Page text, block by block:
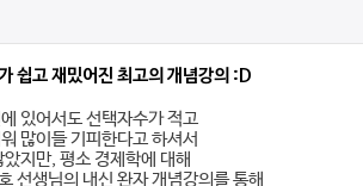
쉽고 재밌어진 최고의 개념강의 :D
있어서도 선택자수가 적고
많이들 기피한다고 하셔서
지만, 평소 경제학에 대해
선생님의 내신 완자 개념강의를 통해